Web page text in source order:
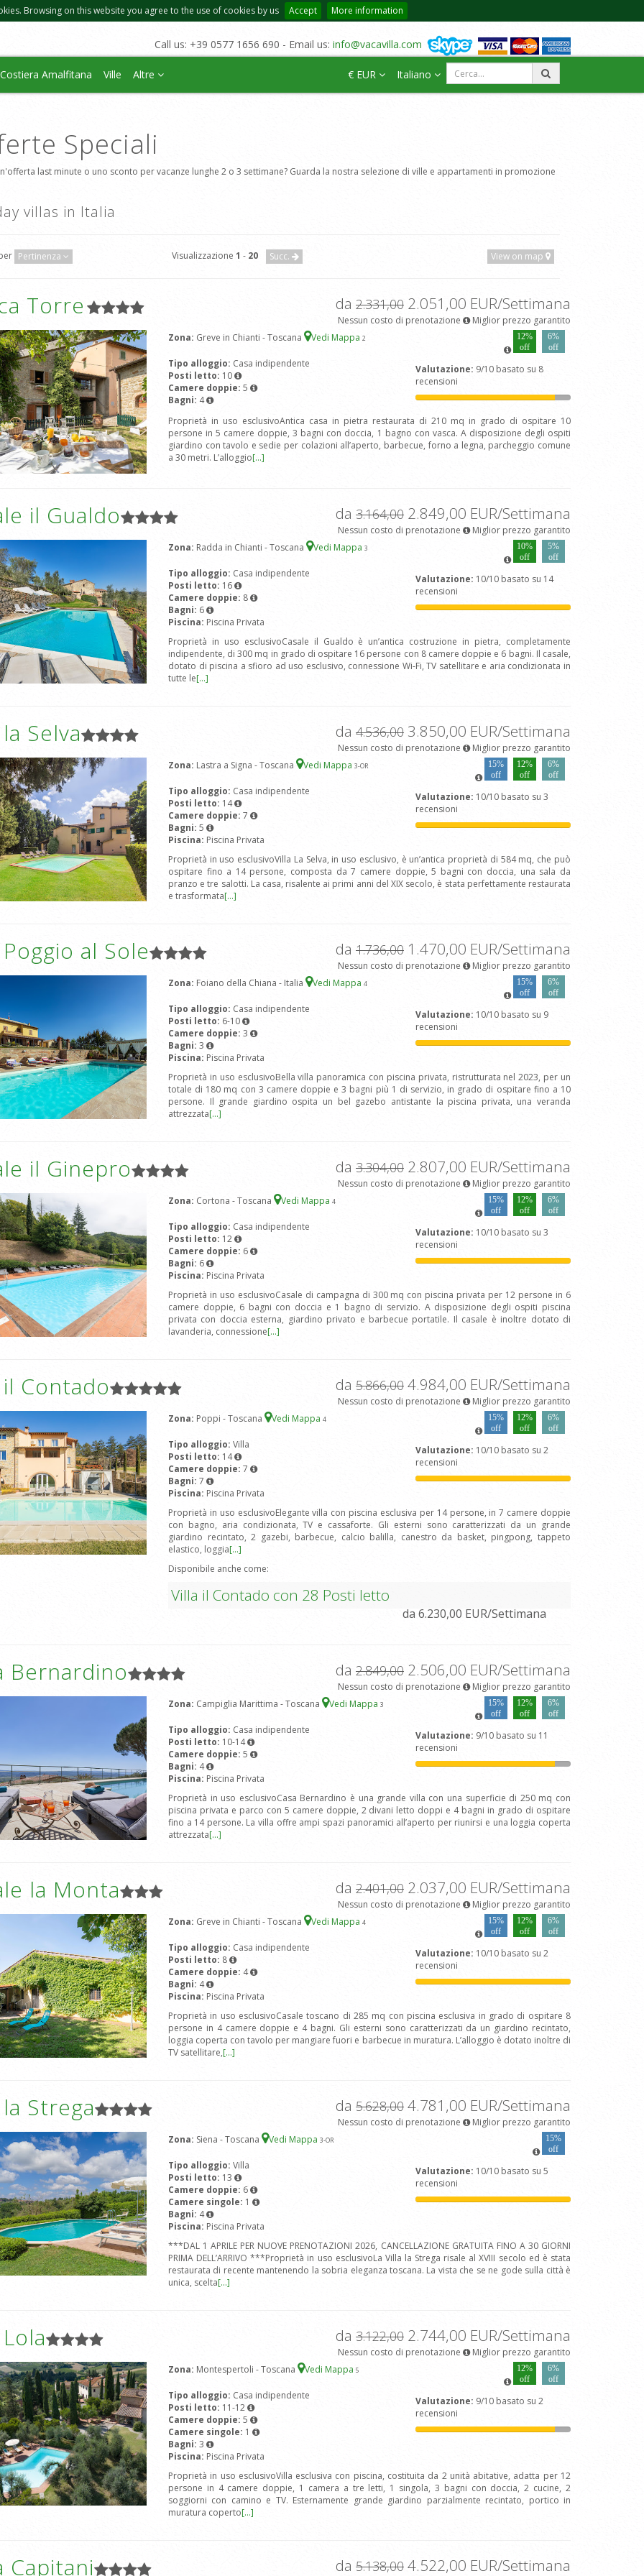
Browsing on this website you agree to the use of cookies by us Accept More information
Call us: +39 0577 1656 690 - Email us: info@vacavilla.com
Costiera Amalfitana Ville Altre € EUR Italiano
Speciali
last minute o uno sconto per vacanze lunghe 2 o 3 settimane? Guarda la nostra selezione di ville e appartamenti in promozione
villas in Italia
Pertinenza Visualizzazione 1 - 20 Succ. View on map
Torre da 2.331,00 2.051,00 EUR/Settimana
Nessun costo di prenotazione
Miglior prezzo garantito
Zona: Greve in Chianti - Toscana Vedi Mappa 2
12%
off
6%
off
Tipo alloggio: Casa indipendente
Posti letto: 10
Camere doppie: 5
Bagni: 4
Valutazione: 9/10 basato su 8
recensioni
Proprietà in uso esclusivoAntica casa in pietra restaurata di 210 mq in grado di ospitare 10
persone in 5 camere doppie, 3 bagni con doccia, 1 bagno con vasca. A disposizione degli ospiti
giardino con tavolo e sedie per colazioni all’aperto, barbecue, forno a legna, parcheggio comune
a 30 metri. L’alloggio[...]
il Gualdo da 3.164,00 2.849,00 EUR/Settimana
Nessun costo di prenotazione
Miglior prezzo garantito
Zona: Radda in Chianti - Toscana Vedi Mappa 3
10%
off
5%
off
Tipo alloggio: Casa indipendente
Posti letto: 16
Camere doppie: 8
Bagni: 6
Piscina: Piscina Privata
Valutazione: 10/10 basato su 14
recensioni
Proprietà in uso esclusivoCasale il Gualdo è un’antica costruzione in pietra, completamente
indipendente, di 300 mq in grado di ospitare 16 persone con 8 camere doppie e 6 bagni. Il casale,
dotato di piscina a sfioro ad uso esclusivo, connessione Wi-Fi, TV satellitare e aria condizionata in
tutte le[...]
Selva da 4.536,00 3.850,00 EUR/Settimana
Nessun costo di prenotazione
Miglior prezzo garantito
Zona: Lastra a Signa - Toscana Vedi Mappa 3-OR
15%
off
12%
off
6%
off
Tipo alloggio: Casa indipendente
Posti letto: 14
Camere doppie: 7
Bagni: 5
Piscina: Piscina Privata
Valutazione: 10/10 basato su 3
recensioni
Proprietà in uso esclusivoVilla La Selva, in uso esclusivo, è un’antica proprietà di 584 mq, che può
ospitare fino a 14 persone, composta da 7 camere doppie, 5 bagni con doccia, una sala da
pranzo e tre salotti. La casa, risalente ai primi anni del XIX secolo, è stata perfettamente restaurata
e trasformata[...]
al Sole da 1.736,00 1.470,00 EUR/Settimana
Nessun costo di prenotazione
Miglior prezzo garantito
Zona: Foiano della Chiana - Italia Vedi Mappa 4
15%
off
6%
off
Tipo alloggio: Casa indipendente
Posti letto: 6-10
Camere doppie: 3
Bagni: 3
Piscina: Piscina Privata
Valutazione: 10/10 basato su 9
recensioni
Proprietà in uso esclusivoBella villa panoramica con piscina privata, ristrutturata nel 2023, per un
totale di 180 mq con 3 camere doppie e 3 bagni più 1 di servizio, in grado di ospitare fino a 10
persone. Il grande giardino ospita un bel gazebo antistante la piscina privata, una veranda
attrezzata[...]
il Ginepro da 3.304,00 2.807,00 EUR/Settimana
Nessun costo di prenotazione
Miglior prezzo garantito
Zona: Cortona - Toscana Vedi Mappa 4
15%
off
12%
off
6%
off
Tipo alloggio: Casa indipendente
Posti letto: 12
Camere doppie: 6
Bagni: 6
Piscina: Piscina Privata
Valutazione: 10/10 basato su 3
recensioni
Proprietà in uso esclusivoCasale di campagna di 300 mq con piscina privata per 12 persone in 6
camere doppie, 6 bagni con doccia e 1 bagno di servizio. A disposizione degli ospiti piscina
privata con doccia esterna, giardino privato e barbecue portatile. Il casale è inoltre dotato di
lavanderia, connessione[...]
Contado da 5.866,00 4.984,00 EUR/Settimana
Nessun costo di prenotazione
Miglior prezzo garantito
Zona: Poppi - Toscana Vedi Mappa 4
15%
off
12%
off
6%
off
Tipo alloggio: Villa
Posti letto: 14
Camere doppie: 7
Bagni: 7
Piscina: Piscina Privata
Valutazione: 10/10 basato su 2
recensioni
Proprietà in uso esclusivoElegante villa con piscina esclusiva per 14 persone, in 7 camere doppie
con bagno, aria condizionata, TV e cassaforte. Gli esterni sono caratterizzati da un grande
giardino recintato, 2 gazebi, barbecue, calcio balilla, canestro da basket, pingpong, tappeto
elastico, loggia[...]
Disponibile anche come:
Villa il Contado con 28 Posti letto
da 6.230,00 EUR/Settimana
Bernardino da 2.849,00 2.506,00 EUR/Settimana
Nessun costo di prenotazione
Miglior prezzo garantito
Zona: Campiglia Marittima - Toscana Vedi Mappa 3
15%
off
12%
off
6%
off
Tipo alloggio: Casa indipendente
Posti letto: 10-14
Camere doppie: 5
Bagni: 4
Piscina: Piscina Privata
Valutazione: 9/10 basato su 11
recensioni
Proprietà in uso esclusivoCasa Bernardino è una grande villa con una superficie di 250 mq con
piscina privata e parco con 5 camere doppie, 2 divani letto doppi e 4 bagni in grado di ospitare
fino a 14 persone. La villa offre ampi spazi panoramici all’aperto per riunirsi e una loggia coperta
attrezzata[...]
la Monta da 2.401,00 2.037,00 EUR/Settimana
Nessun costo di prenotazione
Miglior prezzo garantito
Zona: Greve in Chianti - Toscana Vedi Mappa 4
15%
off
12%
off
6%
off
Tipo alloggio: Casa indipendente
Posti letto: 8
Camere doppie: 4
Bagni: 4
Piscina: Piscina Privata
Valutazione: 10/10 basato su 2
recensioni
Proprietà in uso esclusivoCasale toscano di 285 mq con piscina esclusiva in grado di ospitare 8
persone in 4 camere doppie e 4 bagni. Gli esterni sono caratterizzati da un giardino recintato,
loggia coperta con tavolo per mangiare fuori e barbecue in muratura. L’alloggio è dotato inoltre di
TV satellitare,[...]
Strega da 5.628,00 4.781,00 EUR/Settimana
Nessun costo di prenotazione
Miglior prezzo garantito
Zona: Siena - Toscana Vedi Mappa 3-OR
15%
off
Tipo alloggio: Villa
Posti letto: 13
Camere doppie: 6
Camere singole: 1
Bagni: 4
Piscina: Piscina Privata
Valutazione: 10/10 basato su 5
recensioni
***DAL 1 APRILE PER NUOVE PRENOTAZIONI 2026, CANCELLAZIONE GRATUITA FINO A 30 GIORNI
PRIMA DELL’ARRIVO ***Proprietà in uso esclusivoLa Villa la Strega risale al XVIII secolo ed è stata
restaurata di recente mantenendo la sobria eleganza toscana. La vista che se ne gode sulla città è
unica, scelta[...]
da 3.122,00 2.744,00 EUR/Settimana
Nessun costo di prenotazione
Miglior prezzo garantito
Zona: Montespertoli - Toscana Vedi Mappa 5
12%
off
6%
off
Tipo alloggio: Casa indipendente
Posti letto: 11-12
Camere doppie: 5
Camere singole: 1
Bagni: 3
Piscina: Piscina Privata
Valutazione: 9/10 basato su 2
recensioni
Proprietà in uso esclusivoVilla esclusiva con piscina, costituita da 2 unità abitative, adatta per 12
persone in 4 camere doppie, 1 camera a tre letti, 1 singola, 3 bagni con doccia, 2 cucine, 2
soggiorni con camino e TV. Esternamente grande giardino parzialmente recintato, portico in
muratura coperto[...]
Capitani da 5.138,00 4.522,00 EUR/Settimana